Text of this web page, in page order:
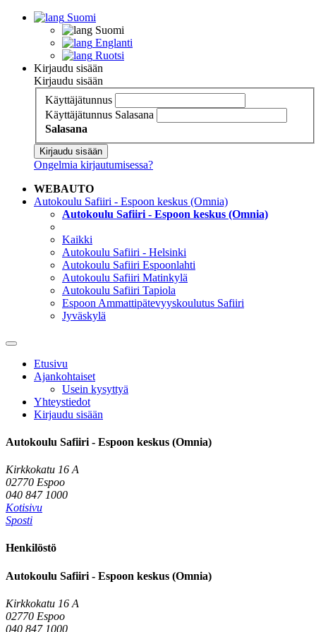
Suomi
Suomi
Englanti
Ruotsi
Kirjaudu sisään
Kirjaudu sisään
Käyttäjätunnus
Käyttäjätunnus Salasana
Salasana
Kirjaudu sisään
Ongelmia kirjautumisessa?
WEBAUTO
Autokoulu Safiiri - Espoon keskus (Omnia)
Autokoulu Safiiri - Espoon keskus (Omnia)
Kaikki
Autokoulu Safiiri - Helsinki
Autokoulu Safiiri Espoonlahti
Autokoulu Safiiri Matinkylä
Autokoulu Safiiri Tapiola
Espoon Ammattipätevyyskoulutus Safiiri
Jyväskylä
Etusivu
Ajankohtaiset
Usein kysyttyä
Yhteystiedot
Kirjaudu sisään
Autokoulu Safiiri - Espoon keskus (Omnia)
Kirkkokatu 16 A
02770 Espoo
040 847 1000
Kotisivu
Sposti
Henkilöstö
Autokoulu Safiiri - Espoon keskus (Omnia)
Kirkkokatu 16 A
02770 Espoo
040 847 1000